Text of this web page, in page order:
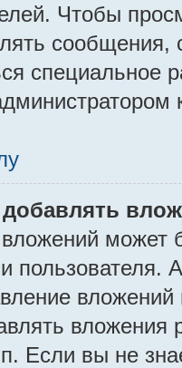
Чтобы
сообщения,
специальное
может
пользователя.
вложения
Если вы не